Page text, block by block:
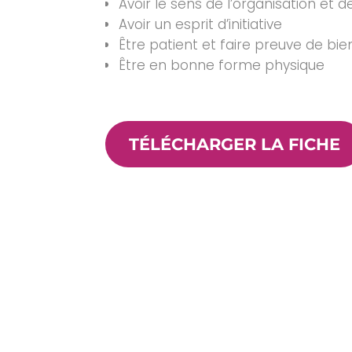
Avoir le sens de l’organisation et
Avoir un esprit d’initiative
Être patient et faire preuve de
Être en bonne forme physique
TÉLÉCHARGER LA FICHE